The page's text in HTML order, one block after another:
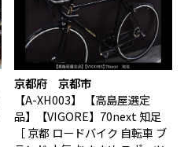
京都府 京都市
【A-XH003】
【高島屋選定
品】【VIGORE】70next 知足
［ 京都 ロードバイク 自転車 ブ